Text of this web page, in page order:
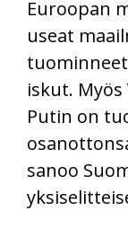
Euroopan
useat
iskut.
Putin on
sanoo